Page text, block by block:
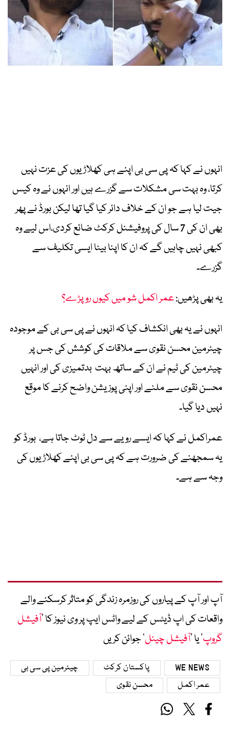
انہوں نے کہا کہ پی سی بی اپنے ہی کھلاڑیوں کی عزت نہیں
کرتا، وہ بہت سی مشکلات سے گزرے ہیں اور انہوں نے وہ کیس
جیت لیا ہے جو ان کے خلاف دائر کیا گیا تھا لیکن بورڈ نے پھر
بھی ان کی 7 سال کی پروفیشنل کرکٹ ضائع کردی،اس لیے وہ
کبھی نہیں چاہیں گے کہ ان کا اپنا بیٹا ایسی تکلیف سے
گزرے۔
یہ بھی پڑھیں:عمر اکمل شو میں کیوں رو پڑے؟
انہوں نے یہ بھی انکشاف کیا کہ انہوں نے پی سی بی کے موجودہ
چیئرمین محسن نقوی سے ملاقات کی کوشش کی جس پر
چیئرمین کی ٹیم نے ان کے ساتھ بہت بدتمیزی کی اور انہیں
محسن نقوی سے ملنے اور اپنی پوزیشن واضح کرنے کا موقع
نہیں دیا گیا۔
عمراکمل نے کہا کہ ایسے رویے سے دل ٹوٹ جاتا ہے، بورڈ کو
یہ سمجھنے کی ضرورت ہے کہ پی سی بی اپنے کھلاڑیوں کی
وجہ سے ہے۔
آپ اور آپ کے پیاروں کی روزمرہ زندگی کو متاثر کرسکنے والے
واقعات کی اپ ڈیٹس کے لیے واٹس ایپ پر وی نیوز کا ’آفیشل
گروپ‘ یا ’آفیشل چینل‘ جوائن کریں
WE NEWS پاکستان کرکٹ
چیئرمین پی سی بی
عمر اکمل
محسن نقوی